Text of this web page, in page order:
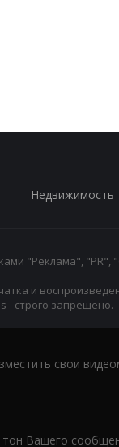
Недвижимость
"Реклама", "PR",
и
- строго запрещено.
свои
Вашего